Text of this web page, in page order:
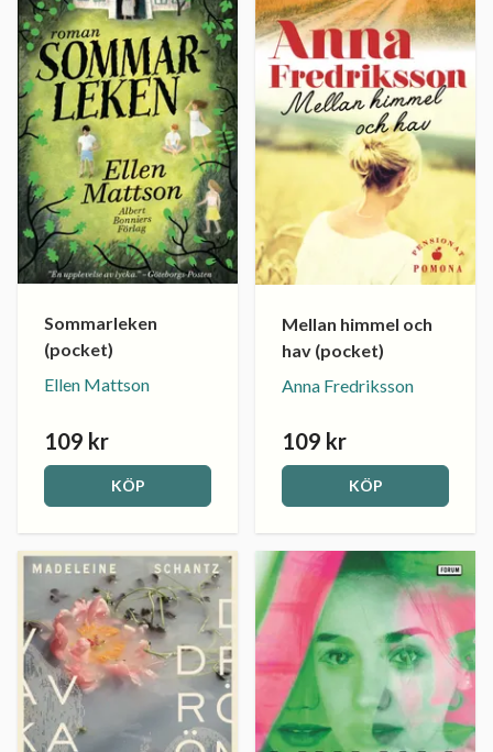
Sommarleken
(pocket)
Ellen Mattson
109 kr
KÖP
Mellan himmel och
hav (pocket)
Anna Fredriksson
109 kr
KÖP